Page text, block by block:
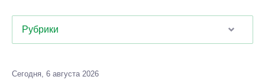
Рубрики
Сегодня, 6 августа 2026